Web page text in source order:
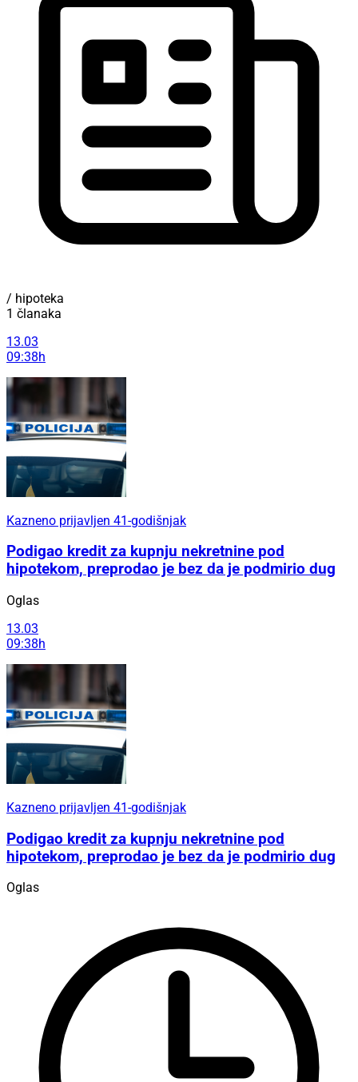
/ hipoteka
1 članaka
13.03
09:38h
Kazneno prijavljen 41-godišnjak
Podigao kredit za kupnju nekretnine pod
hipotekom, preprodao je bez da je podmirio dug
Oglas
13.03
09:38h
Kazneno prijavljen 41-godišnjak
Podigao kredit za kupnju nekretnine pod
hipotekom, preprodao je bez da je podmirio dug
Oglas